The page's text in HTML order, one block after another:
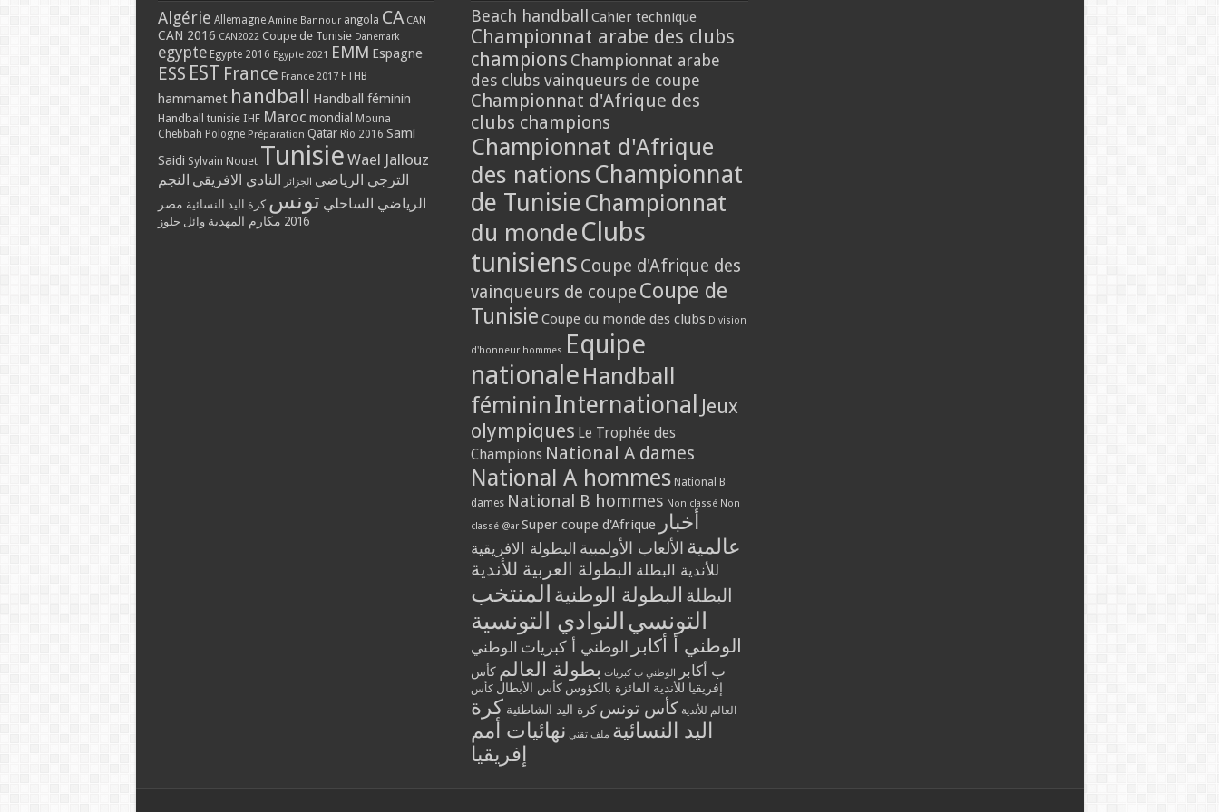
Algérie Allemagne Amine Bannour angola CA CAN
CAN 2016 CAN2022 Coupe de Tunisie Danemark
egypte Egypte 2016 Egypte 2021 EMM Espagne
ESS EST France France 2017 FTHB
hammamet handball Handball féminin
Handball tunisie IHF Maroc mondial Mouna
Chebbah Pologne Préparation Qatar Rio 2016 Sami
Saidi Sylvain Nouet Tunisie Wael Jallouz
الترجي الرياضي الجزائر النادي الافريقي النجم
الرياضي الساحلي تونس كرة اليد النسائية مصر
2016 مكارم المهدية وائل جلوز
Beach handball Cahier technique
Championnat arabe des clubs
champions Championnat arabe
des clubs vainqueurs de coupe
Championnat d'Afrique des
clubs champions
Championnat d'Afrique
des nations Championnat
de Tunisie Championnat
du monde Clubs
tunisiens Coupe d'Afrique des
vainqueurs de coupe Coupe de
Tunisie Coupe du monde des clubs Division
d'honneur hommes Equipe
nationale Handball
féminin International Jeux
olympiques Le Trophée des
Champions National A dames
National A hommes National B
dames National B hommes Non classé Non
classé @ar Super coupe d'Afrique أخبار
عالمية الألعاب الأولمبية البطولة الافريقية
للأندية البطلة البطولة العربية للأندية
البطلة البطولة الوطنية المنتخب
التونسي النوادي التونسية
الوطني أ أكابر الوطني أ كبريات الوطني
ب أكابر
الوطني ب كبريات بطولة العالم كأس
إفريقيا للأندية الفائزة بالكؤوس كأس الأبطال كأس
العالم للأندية كأس تونس كرة اليد الشاطئية كرة
اليد النسائية ملف تقني نهائيات أمم
إفريقيا